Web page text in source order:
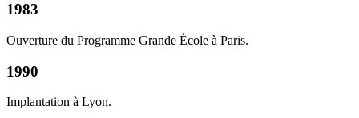
1983
Ouverture du Programme Grande École à Paris.
1990
Implantation à Lyon.